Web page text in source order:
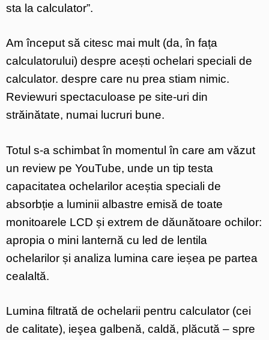
sta la calculator”.
Am început să citesc mai mult (da, în fața
calculatorului) despre acești ochelari speciali de
calculator. despre care nu prea stiam nimic.
Reviewuri spectaculoase pe site-uri din
străinătate, numai lucruri bune.
Totul s-a schimbat în momentul în care am văzut
un review pe YouTube, unde un tip testa
capacitatea ochelarilor aceștia speciali de
absorbție a luminii albastre emisă de toate
monitoarele LCD și extrem de dăunătoare ochilor:
apropia o mini lanternă cu led de lentila
ochelarilor și analiza lumina care ieșea pe partea
cealaltă.
Lumina filtrată de ochelarii pentru calculator (cei
de calitate), ieşea galbenă, caldă, plăcută – spre